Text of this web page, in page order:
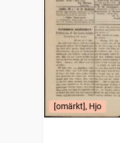
[omärkt], Hjo